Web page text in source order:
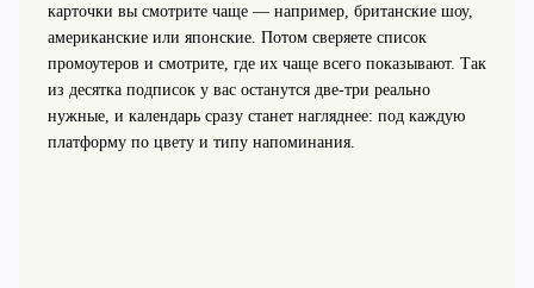
карточки вы смотрите чаще — например, британские шоу,
американские или японские. Потом сверяете список
промоутеров и смотрите, где их чаще всего показывают. Так
из десятка подписок у вас останутся две‑три реально
нужные, и календарь сразу станет нагляднее: под каждую
платформу по цвету и типу напоминания.